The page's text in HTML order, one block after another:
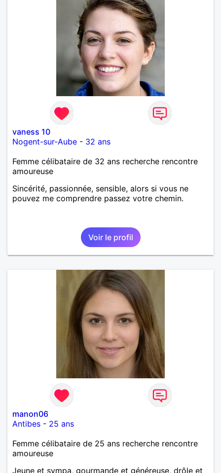
vaness 10
Nogent-sur-Aube - 32 ans
Femme célibataire de 32 ans recherche rencontre
amoureuse
Sincérité, passionnée, sensible, alors si vous ne
pouvez me comprendre passez votre chemin.
Voir le profil
manon06
Antibes - 25 ans
Femme célibataire de 25 ans recherche rencontre
amoureuse
Jeune et sympa, gourmande et généreuse, drôle et